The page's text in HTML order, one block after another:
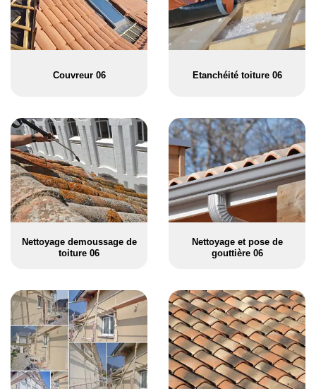
Couvreur 06 Etanchéité toiture 06
Nettoyage demoussage de
toiture 06
Nettoyage et pose de
gouttière 06